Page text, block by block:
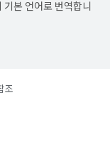
본 언어로 번역합니
조